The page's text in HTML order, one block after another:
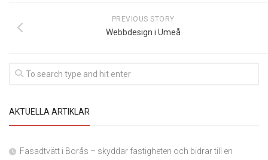
PREVIOUS STORY
Webbdesign i Umeå
AKTUELLA ARTIKLAR
Fasadtvätt i Borås – skyddar fastigheten och bidrar till en